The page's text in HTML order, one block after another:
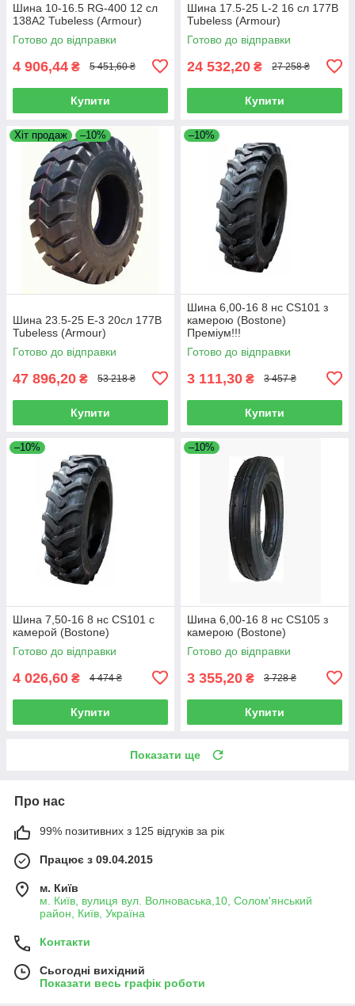
Шина 10-16.5 RG-400 12 сл
138A2 Tubeless (Armour)
Готово до відправки
4 906,44 ₴ 5 451,60 ₴
Купити
Шина 17.5-25 L-2 16 сл 177B
Tubeless (Armour)
Готово до відправки
24 532,20 ₴ 27 258 ₴
Купити
Хіт продаж –10%
Шина 23.5-25 E-3 20сл 177B
Tubeless (Armour)
Готово до відправки
47 896,20 ₴ 53 218 ₴
Купити
–10%
Шина 6,00-16 8 нс CS101 з
камерою (Bostone)
Преміум!!!
Готово до відправки
3 111,30 ₴ 3 457 ₴
Купити
–10%
Шина 7,50-16 8 нс CS101 с
камерой (Bostone)
Готово до відправки
4 026,60 ₴ 4 474 ₴
Купити
–10%
Шина 6,00-16 8 нс CS105 з
камерою (Bostone)
Готово до відправки
3 355,20 ₴ 3 728 ₴
Купити
Показати ще
Про нас
99% позитивних з 125 відгуків за рік
Працює з 09.04.2015
м. Київ
м. Київ, вулиця вул. Волноваська,10, Солом'янський
район, Київ, Україна
Контакти
Сьогодні вихідний
Показати весь графік роботи